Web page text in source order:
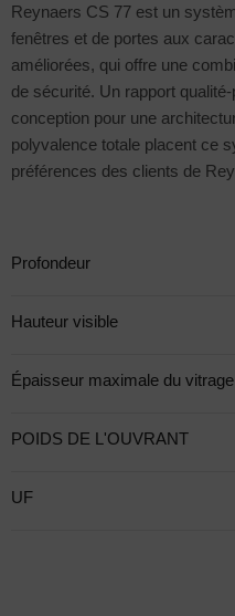
Reynaers CS 77 est un
fenêtres et de portes aux
améliorées, qui offre une
de sécurité. Un rapport
conception pour une
polyvalence totale placent ce
préférences des clients de
Profondeur
Hauteur visible
Épaisseur maximale du vitrage
POIDS DE L'OUVRANT
UF